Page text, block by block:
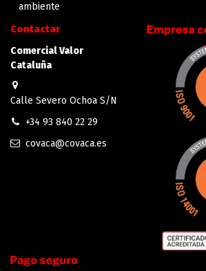
ambiente
Contactar
Comercial Valor
Cataluña
Calle Severo Ochoa S/N
+34 93 840 22 29
covaca@covaca.es